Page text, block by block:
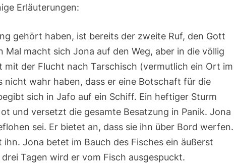
Erläuterungen:
gehört haben, ist bereits der zweite Ruf, den Gott
Mal macht sich Jona auf den Weg, aber in die völlig
mit der Flucht nach Tarschisch (vermutlich ein Ort im
nicht wahr haben, dass er eine Botschaft für die
sich in Jafo auf ein Schiff. Ein heftiger Sturm
und versetzt die gesamte Besatzung in Panik. Jona
sei. Er bietet an, dass sie ihn über Bord werfen.
Jona betet im Bauch des Fisches ein äußerst
Tagen wird er vom Fisch ausgespuckt.